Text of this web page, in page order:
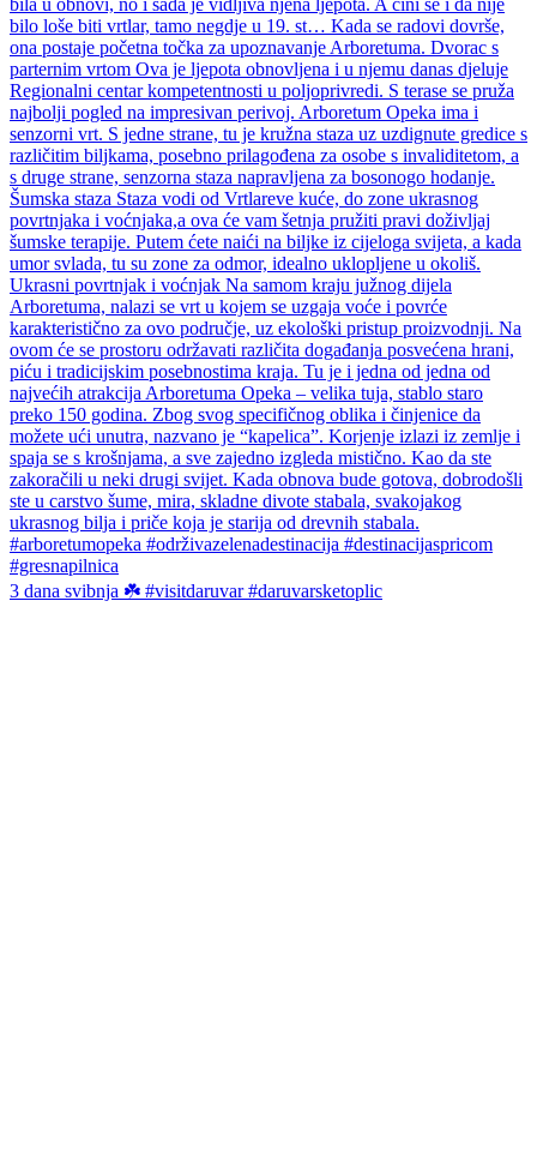
3 dana svibnja ☘️ #visitdaruvar #daruvarsketoplic